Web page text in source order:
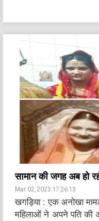
सामान की जगह अब हो
Mar 02, 2023 17:26:13
खगड़िया : एक अनोखा
महिलाओं ने अपने पति की